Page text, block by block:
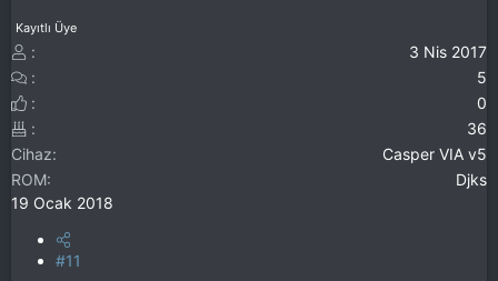
Kayıtlı Üye
3 Nis 2017
5
0
36
Cihaz
Casper VIA v5
ROM
Djks
19 Ocak 2018
#11